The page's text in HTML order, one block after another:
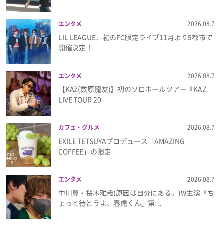
Emo!miuとは？
免責事項
プライバシーポリシー
利用規約
お問い合わせ
エンタメ 2026.08.7
LIL LEAGUE、初のFC限定ライブ11月より5都市で
開催決定！
エンタメ 2026.08.7
【KAZ(数原龍友)】初のソロホールツアー『KAZ
LIVE TOUR 20…
カフェ・グルメ 2026.08.7
EXILE TETSUYAプロデュース「AMAZING
COFFEE」の限定…
エンタメ 2026.08.7
中川翼・桜木雅哉(原因は自分にある。)W主演『ち
ょっと待とうよ、春虎くん』第…